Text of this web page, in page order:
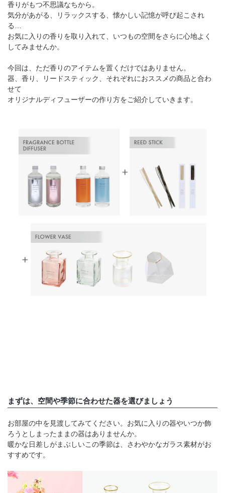
香りがもつ不思議なちから。
気分があがる、リラックスする、懐かしい記憶が呼び起こされ
る…
お気に入りの香りを取り入れて、いつもの空間をさらに心地よく
してみませんか。
今回は、ただ香りのアイテムを置くだけではありません。
器、香り、リードスティック、それぞれにおススメの商品と合わ
せて
オリジナルディフューザーの作り方をご紹介していきます。
まずは、空間や季節に合わせた器を選びましょう
お部屋の中を見渡してみてください。お気に入りの器やいつか飾
ろうとしまったままの器はありませんか。
暖かな日差しがまぶしいこの季節は、さわやかなガラス素材がお
すすめです。